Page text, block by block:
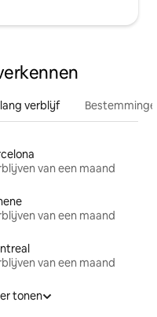
verblijf
van een maand
van een maand
van een maand
tonen